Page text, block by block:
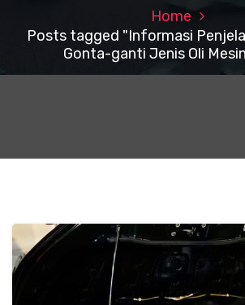
Home
Posts tagged "Informasi
Gonta-ganti Jenis Oli